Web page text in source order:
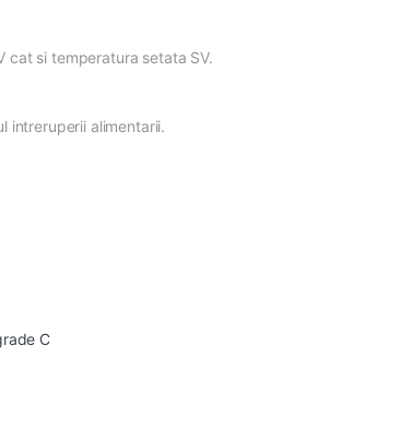
cat si temperatura setata SV.
intreruperii alimentarii.
C